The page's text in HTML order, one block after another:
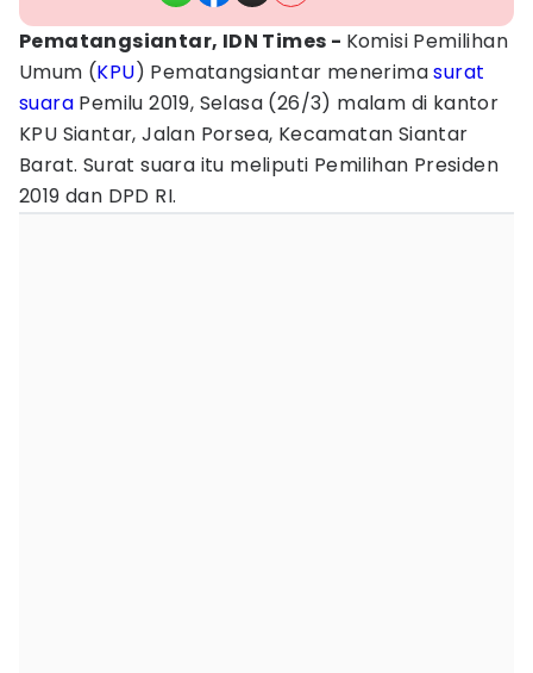
Pematangsiantar, IDN Times - Komisi Pemilihan
Umum (KPU) Pematangsiantar menerimasurat
suara Pemilu 2019, Selasa (26/3) malam di kantor
KPU Siantar, Jalan Porsea, Kecamatan Siantar
Barat. Surat suara itu meliputi Pemilihan Presiden
2019 dan DPD RI.